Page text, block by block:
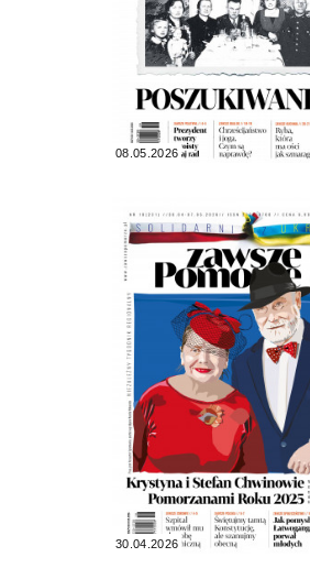
08.05.2026
30.04.2026